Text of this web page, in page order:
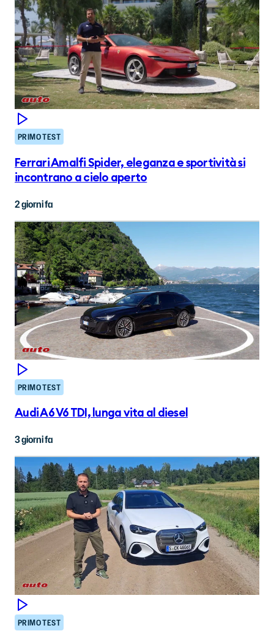
PRIMO TEST
Ferrari Amalfi Spider, eleganza e sportività si
incontrano a cielo aperto
2 giorni fa
PRIMO TEST
Audi A6 V6 TDI, lunga vita al diesel
3 giorni fa
PRIMO TEST